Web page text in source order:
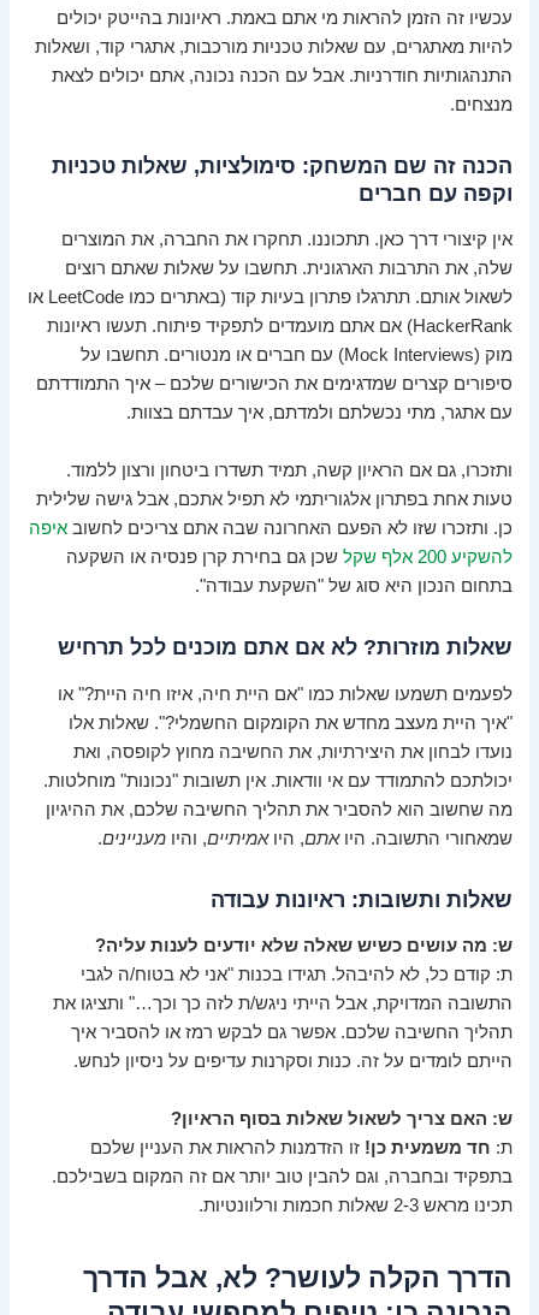
עכשיו זה הזמן להראות מי אתם באמת. ראיונות בהייטק יכולים
להיות מאתגרים, עם שאלות טכניות מורכבות, אתגרי קוד, ושאלות
התנהגותיות חודרניות. אבל עם הכנה נכונה, אתם יכולים לצאת
מנצחים.
הכנה זה שם המשחק: סימולציות, שאלות טכניות
וקפה עם חברים
אין קיצורי דרך כאן. תתכוננו. תחקרו את החברה, את המוצרים
שלה, את התרבות הארגונית. תחשבו על שאלות שאתם רוצים
לשאול אותם. תתרגלו פתרון בעיות קוד (באתרים כמו LeetCode או
HackerRank) אם אתם מועמדים לתפקיד פיתוח. תעשו ראיונות
מוק (Mock Interviews) עם חברים או מנטורים. תחשבו על
סיפורים קצרים שמדגימים את הכישורים שלכם – איך התמודדתם
עם אתגר, מתי נכשלתם ולמדתם, איך עבדתם בצוות.
ותזכרו, גם אם הראיון קשה, תמיד תשדרו ביטחון ורצון ללמוד.
טעות אחת בפתרון אלגוריתמי לא תפיל אתכם, אבל גישה שלילית
כן. ותזכרו שזו לא הפעם האחרונה שבה אתם צריכים לחשובאיפה
להשקיע 200 אלף שקל
שכן גם בחירת קרן פנסיה או השקעה
בתחום הנכון היא סוג של "השקעת עבודה".
שאלות מוזרות? לא אם אתם מוכנים לכל תרחיש
לפעמים תשמעו שאלות כמו "אם היית חיה, איזו חיה היית?" או
"איך היית מעצב מחדש את הקומקום החשמלי?". שאלות אלו
נועדו לבחון את היצירתיות, את החשיבה מחוץ לקופסה, ואת
יכולתכם להתמודד עם אי וודאות. אין תשובות "נכונות" מוחלטות.
מה שחשוב הוא להסביר את תהליך החשיבה שלכם, את ההיגיון
שמאחורי התשובה. היואתם, היואמיתיים, והיומעניינים.
שאלות ותשובות: ראיונות עבודה
ש: מה עושים כשיש שאלה שלא יודעים לענות עליה?
ת: קודם כל, לא להיבהל. תגידו בכנות "אני לא בטוח/ה לגבי
התשובה המדויקת, אבל הייתי ניגש/ת לזה כך וכך…" ותציגו את
תהליך החשיבה שלכם. אפשר גם לבקש רמז או להסביר איך
הייתם לומדים על זה. כנות וסקרנות עדיפים על ניסיון לנחש.
ש: האם צריך לשאול שאלות בסוף הראיון?
ת: חד משמעית כן! זו הזדמנות להראות את העניין שלכם
בתפקיד ובחברה, וגם להבין טוב יותר אם זה המקום בשבילכם.
תכינו מראש 2-3 שאלות חכמות ורלוונטיות.
הדרך הקלה לעושר? לא, אבל הדרך